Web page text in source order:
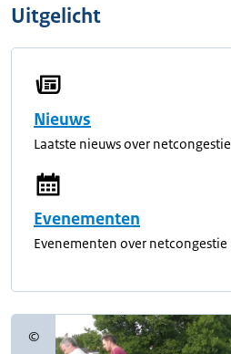
Uitgelicht
Nieuws
Laatste nieuws over netcongestie
Evenementen
Evenementen over netcongestie
©Copyrightinformatie